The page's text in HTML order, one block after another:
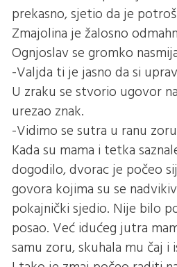
prekasno, sjetio da je
Zmajolina je žalosno
Ognjoslav se gromko
-Valjda ti je jasno da si
U zraku se stvorio ugovor
urezao znak.
-Vidimo se sutra u ranu
Kada su mama i tetka
dogodilo, dvorac je počeo
govora kojima su se
pokajnički sjedio. Nije bilo
posao. Već idućeg jutra
samu zoru, skuhala mu čaj i